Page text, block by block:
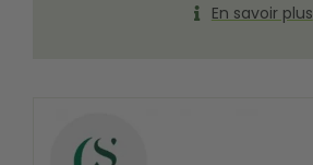
En savoir plus